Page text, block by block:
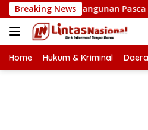
Langsung
ke
konten
Breaking News
Pembangunan Pasca
Home Hukum & Kriminal